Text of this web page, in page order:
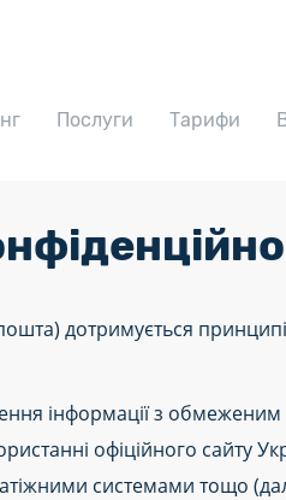
Послуги Тарифи
дотримується
інформації з обмеженим
офіційного сайту
системами тощо